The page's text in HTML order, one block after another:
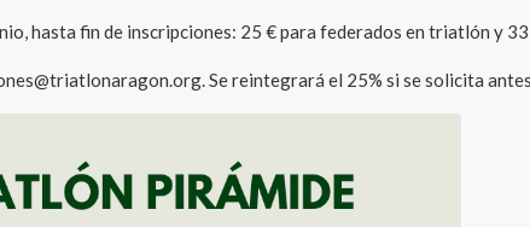
hasta fin de inscripciones: 25 € para federados en triatlón y
Se reintegrará el 25% si se solicita